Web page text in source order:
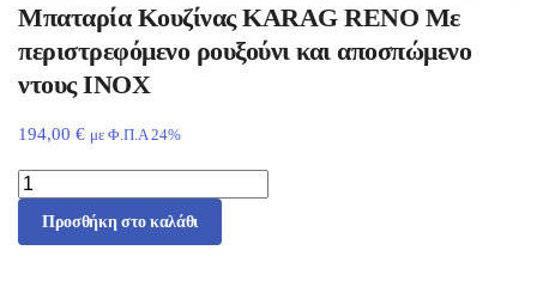
Μπαταρία Κουζίνας KARAG RENO Mε
περιστρεφόμενο ρουξούνι και αποσπώμενο
ντους INOX
194,00 € με Φ.Π.Α 24%
Προσθήκη στο καλάθι